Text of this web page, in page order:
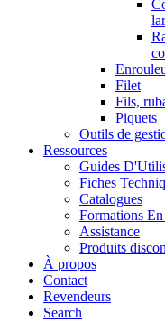
Filet
Fils,
Piquets
Outils de
Ressources
Guides
Fiches
Catalogues
Formations
Assistance
Produits
À propos
Contact
Revendeurs
Search